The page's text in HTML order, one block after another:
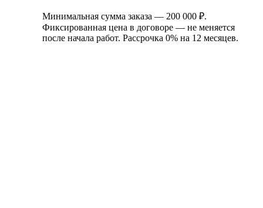
Минимальная сумма заказа — 200 000 ₽.
Фиксированная цена в договоре — не меняется
после начала работ. Рассрочка 0% на 12 месяцев.